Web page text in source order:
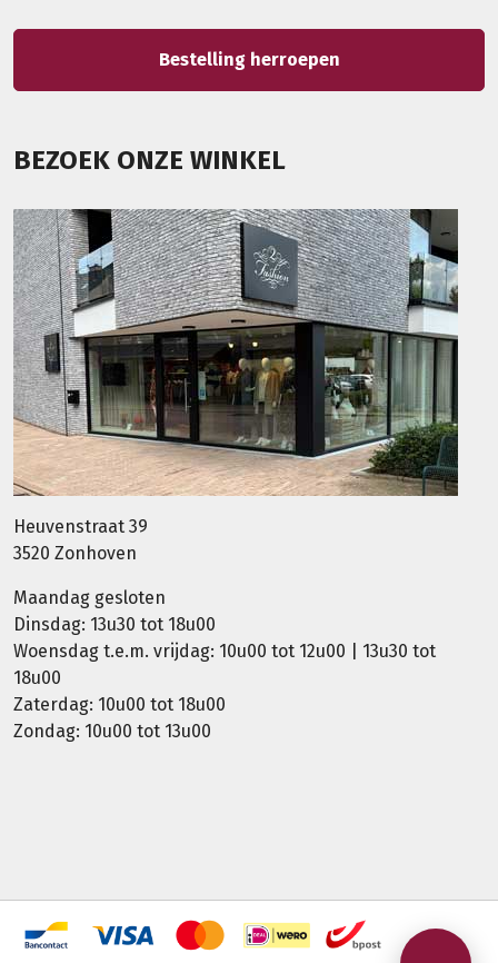
Bestelling herroepen
BEZOEK ONZE WINKEL
Heuvenstraat 39
3520 Zonhoven
Maandag gesloten
Dinsdag: 13u30 tot 18u00
Woensdag t.e.m. vrijdag: 10u00 tot 12u00 | 13u30 tot
18u00
Zaterdag: 10u00 tot 18u00
Zondag: 10u00 tot 13u00